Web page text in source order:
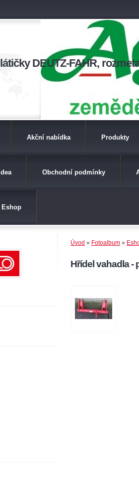
DEUTZ-FAHR,
Akční nabídka Produkty
Obchodní podmínky
Eshop
Úvod » Fotoalbum »
Hřídel vahadla -